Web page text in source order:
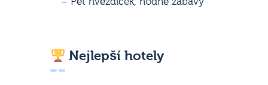
Nejlepší hotely